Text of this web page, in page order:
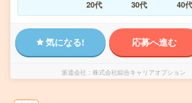
20代
30代 40代
気になる! 応募へ進む
派遣会社 株式会社綜合キャリアオプション